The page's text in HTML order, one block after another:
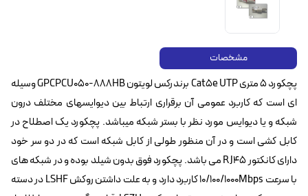
مشخصات
پچکورد ۵ متری Cat5e UTP برندرکس لویتون GPCPCU050-888HB وسیله
ای است که کاربرد عمومی آن برقراری ارتباط بین دیوایسهای مختلف درون
شبکه و یا دیوایس مورد نظر با بستر شبکه میباشد. پچکورد یک اصطلاح در
کابل کشی است و در آن منظور طولی از کابل شبکه است که در دو سر خود
دارای کانکتور RJ45 می باشد. پچکورد فوق بدون شیلد بوده و در شبکه های
با سرعت 10/100/1000Mbps کاربرد دارد و به علت داشتن روکش LSHF در دسته